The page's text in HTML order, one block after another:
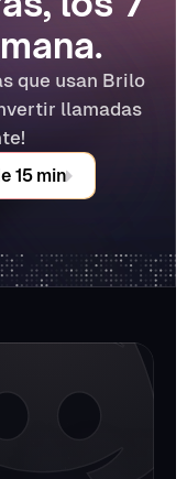
que usan Brilo
llamadas
15 min